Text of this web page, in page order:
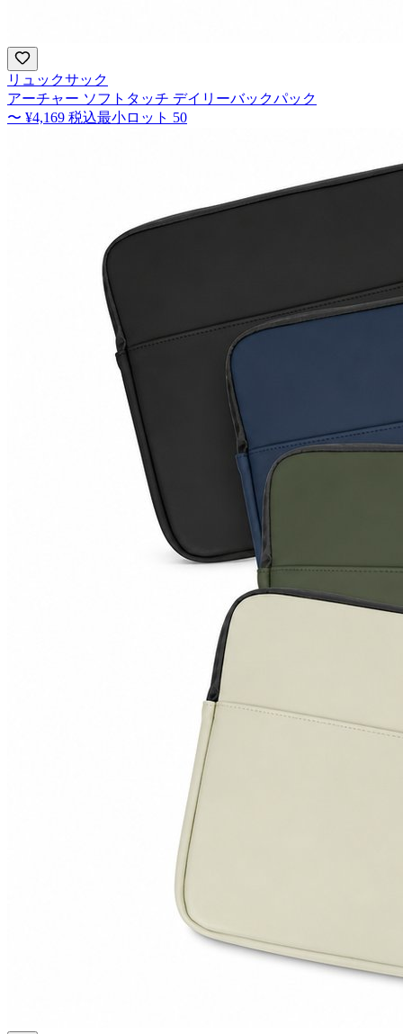
リュックサック
アーチャー ソフトタッチ デイリーバックパック
〜 ¥4,169 税込最小ロット 50